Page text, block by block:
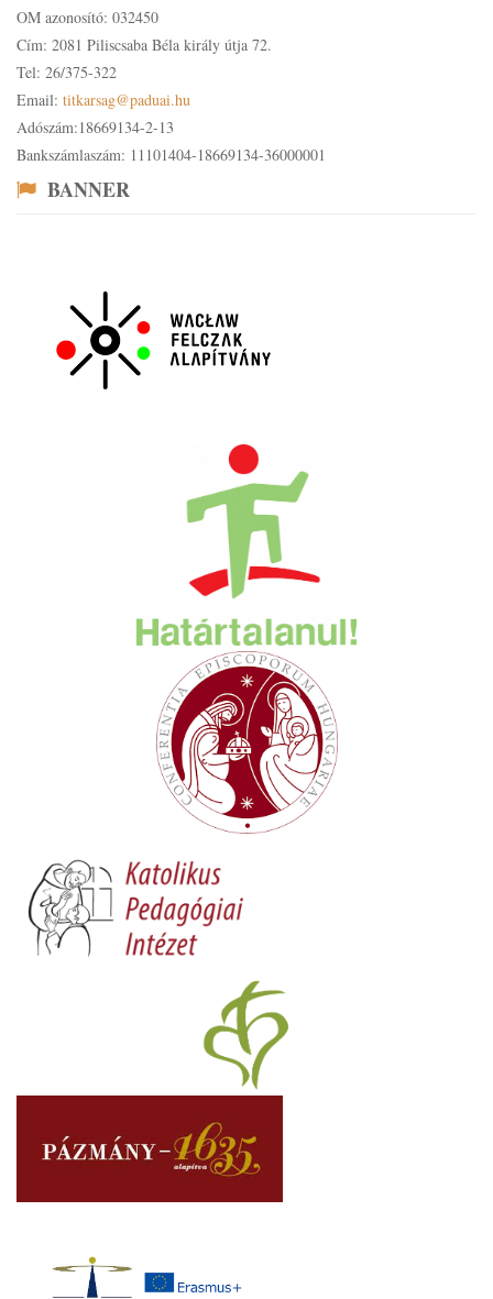
OM azonosító: 032450
Cím: 2081 Piliscsaba Béla király útja 72.
Tel: 26/375-322
Email: titkarsag@paduai.hu
Adószám:18669134-2-13
Bankszámlaszám: 11101404-18669134-36000001
BANNER